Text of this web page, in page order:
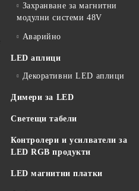
Захранване за магнитни
модулни системи 48V
Аварийно
LED аплици
Декоративни LED аплици
Димери за LED
Светещи табели
Контролери и усилватели за
LED RGB продукти
LED магнитни платки